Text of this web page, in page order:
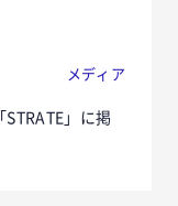
メディア
」に掲